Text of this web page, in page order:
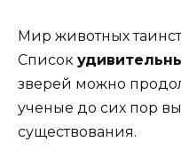
Мир животных
Список
зверей можно
ученые до сих пор
существования.